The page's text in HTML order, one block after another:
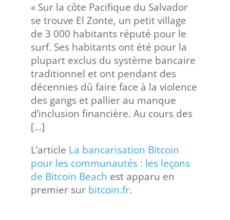
« Sur la côte Pacifique du Salvador
se trouve El Zonte, un petit village
de 3 000 habitants réputé pour le
surf. Ses habitants ont été pour la
plupart exclus du système bancaire
traditionnel et ont pendant des
décennies dû faire face à la violence
des gangs et pallier au manque
d’inclusion financière. Au cours des
[…]
L’article La bancarisation Bitcoin
pour les communautés : les leçons
de Bitcoin Beach est apparu en
premier sur bitcoin.fr.